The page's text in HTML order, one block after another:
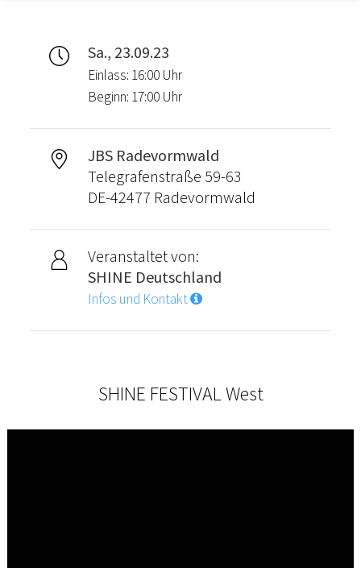
Sa., 23.09.23
Einlass: 16:00 Uhr
Beginn: 17:00 Uhr
JBS Radevormwald
Telegrafenstraße 59-63
DE-42477 Radevormwald
Veranstaltet von:
SHINE Deutschland
Infos und Kontakt
SHINE FESTIVAL West